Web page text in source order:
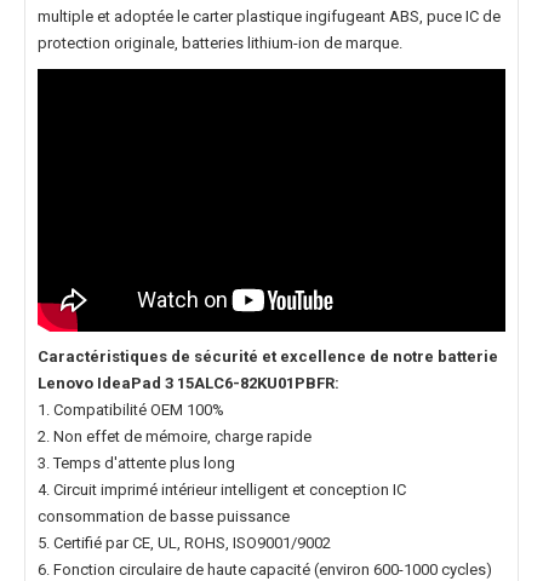
multiple et adoptée le carter plastique ingifugeant ABS, puce IC de
protection originale, batteries lithium-ion de marque.
Caractéristiques de sécurité et excellence de notre batterie
Lenovo IdeaPad 3 15ALC6-82KU01PBFR:
1. Compatibilité OEM 100%
2. Non effet de mémoire, charge rapide
3. Temps d'attente plus long
4. Circuit imprimé intérieur intelligent et conception IC
consommation de basse puissance
5. Certifié par CE, UL, ROHS, ISO9001/9002
6. Fonction circulaire de haute capacité (environ 600-1000 cycles)